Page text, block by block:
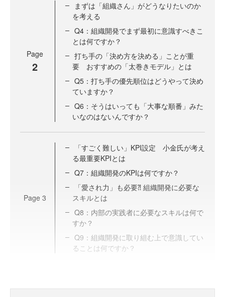
Page
2
まずは「組織さん」がどうなりたいのか
を考える
Q4：組織開発でまず最初に意識すべきこ
とは何ですか？
打ち手の「決め方を決める」ことが重
要 おすすめの「太巻きモデル」とは
Q5：打ち手の優先順位はどうやって決め
ていますか？
Q6：そうはいっても「大事な順番」みた
いなのはないんですか？
Page 3
「すごく難しい」KPI設定 小金氏が考え
る最重要KPIとは
Q7：組織開発のKPIは何ですか？
「愛され力」も必要⁈ 組織開発に必要な
スキルとは
Q8：内部の実践者に必要なスキルは何で
すか？
Q9：組織開発に取り組む上で意識してい
ることは何ですか？